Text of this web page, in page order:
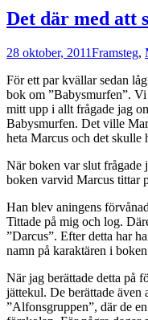
Det där med att
28 oktober, 2011Framsteg,
För ett par kvällar sedan
bok om ”Babysmurfen”.
mitt upp i allt frågade jag
Babysmurfen. Det ville
heta Marcus och det skulle
När boken var slut frågade
boken varvid Marcus tittar
Han blev aningens
Tittade på mig och log.
”Darcus”. Efter detta har
namn på karaktären i
När jag berättade detta på
jättekul. De berättade även
”Alfonsgruppen”, där de